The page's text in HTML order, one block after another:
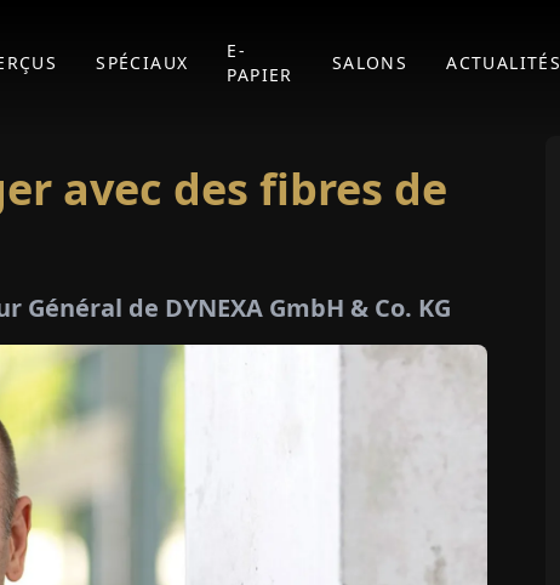
SPÉCIAUX
E-
PAPIER
SALONS ACTUALITÉS
avec des fibres de
de DYNEXA GmbH & Co. KG